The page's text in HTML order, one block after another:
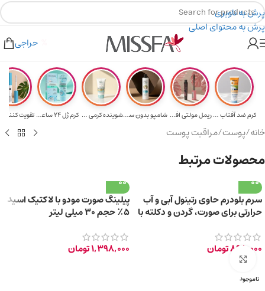
پرش به ناوبری
پرش به محتوای اصلی
۲٪ تخفیف روی سبد خرید برای روش کارت به کارت
هدیه برای خرید های بالای ۵ میلیون تومن
حراجی
کرم ضد آفتاب حا... ریمل مولتی افکت... شامپو بدون سولف... شوینده کرمی صور... کرم ژل ۲۴ ساعته... تقویت‌ کننده
خانه/پوست/مراقبت پوست
محصولات مرتبط
سرم بلودرم حاوی رتینول آبی و آب
حرارتی برای صورت، گردن و دکلته با
898,000تومان
پیلینگ صورت مودو با لاکتیک اسید
۵٪ حجم ۳۰ میلی لیتر
1,398,000تومان
ناموجود
برای بزرگ‌نمایی کلیک کنید